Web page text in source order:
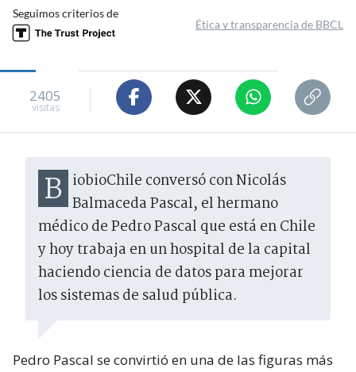
Seguimos criterios de
Ética y transparencia de BBCL
2405
visitas
BiobioChile conversó con Nicolás Balmaceda Pascal, el hermano
médico de Pedro Pascal que está en Chile
y hoy trabaja en un hospital de la capital
haciendo ciencia de datos para mejorar
los sistemas de salud pública.
Pedro Pascal se convirtió en una de las figuras más